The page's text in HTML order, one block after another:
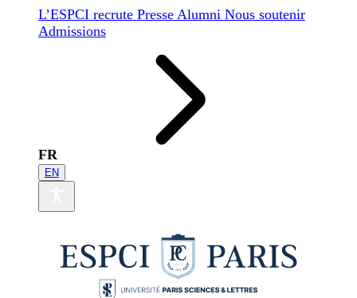
L’ESPCI recrute Presse Alumni Nous soutenir
Admissions
FR
EN